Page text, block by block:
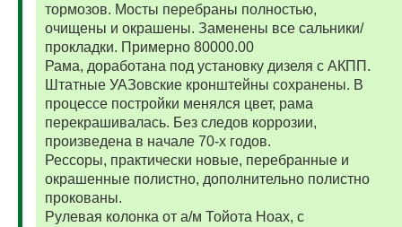
тормозов. Мосты перебраны полностью,
очищены и окрашены. Заменены все сальники/
прокладки. Примерно 80000.00
Рама, доработана под установку дизеля с АКПП.
Штатные УАЗовские кронштейны сохранены. В
процессе постройки менялся цвет, рама
перекрашивалась. Без следов коррозии,
произведена в начале 70-х годов.
Рессоры, практически новые, перебранные и
окрашенные полистно, дополнительно полистно
прокованы.
Рулевая колонка от а/м Тойота Ноах, с